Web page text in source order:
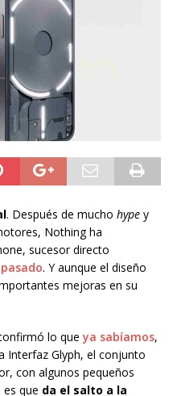
. Después de mucho hype y
Nothing ha
sucesor directo
. Y aunque el diseño
mejoras en su
lo que ya sabíamos,
Interfaz Glyph, el conjunto
con algunos pequeños
que da el salto a la